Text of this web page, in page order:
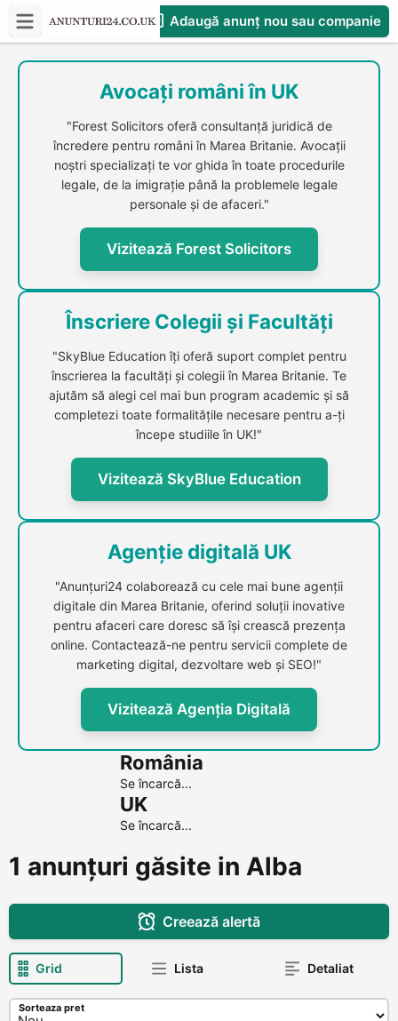
Adaugă anunț nou sau companie
CompaniesS
Avocați români în UK
"Forest Solicitors oferă consultanță juridică de
încredere pentru români în Marea Britanie. Avocații
noștri specializați te vor ghida în toate procedurile
legale, de la imigrație până la problemele legale
personale și de afaceri."
Vizitează Forest Solicitors
Înscriere Colegii și Facultăți
"SkyBlue Education îți oferă suport complet pentru
înscrierea la facultăți și colegii în Marea Britanie. Te
ajutăm să alegi cel mai bun program academic și să
completezi toate formalitățile necesare pentru a-ți
începe studiile în UK!"
Vizitează SkyBlue Education
Agenție digitală UK
"Anunțuri24 colaborează cu cele mai bune agenții
digitale din Marea Britanie, oferind soluții inovative
pentru afaceri care doresc să își crească prezența
online. Contactează-ne pentru servicii complete de
marketing digital, dezvoltare web și SEO!"
Vizitează Agenția Digitală
România
Se încarcă...
UK
Se încarcă...
1 anunțuri găsite in Alba
Creează alertă
Grid Lista Detaliat
Sorteaza pret